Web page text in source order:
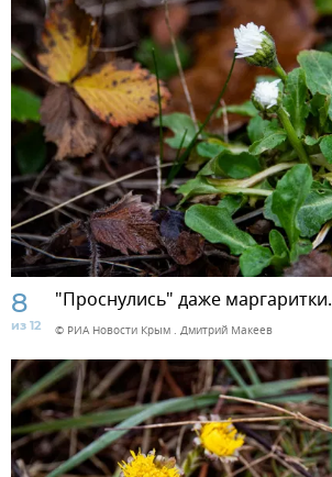
8
из 12
"Проснулись" даже маргаритки.
© РИА Новости Крым . Дмитрий Макеев